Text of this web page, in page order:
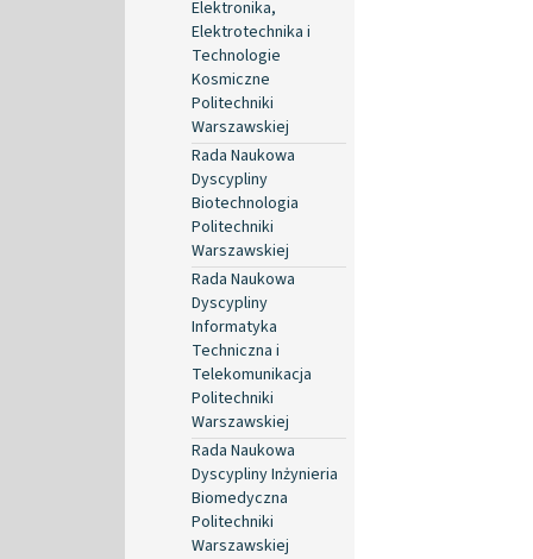
Elektronika,
Elektrotechnika i
Technologie
Kosmiczne
Politechniki
Warszawskiej
Rada Naukowa
Dyscypliny
Biotechnologia
Politechniki
Warszawskiej
Rada Naukowa
Dyscypliny
Informatyka
Techniczna i
Telekomunikacja
Politechniki
Warszawskiej
Rada Naukowa
Dyscypliny Inżynieria
Biomedyczna
Politechniki
Warszawskiej